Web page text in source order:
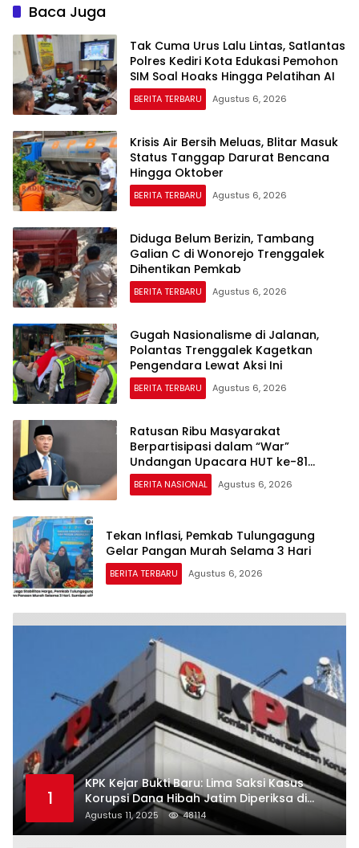
Baca Juga
Tak Cuma Urus Lalu Lintas, Satlantas
Polres Kediri Kota Edukasi Pemohon
SIM Soal Hoaks Hingga Pelatihan AI
BERITA TERBARU Agustus 6, 2026
Krisis Air Bersih Meluas, Blitar Masuk
Status Tanggap Darurat Bencana
Hingga Oktober
BERITA TERBARU Agustus 6, 2026
Diduga Belum Berizin, Tambang
Galian C di Wonorejo Trenggalek
Dihentikan Pemkab
BERITA TERBARU Agustus 6, 2026
Gugah Nasionalisme di Jalanan,
Polantas Trenggalek Kagetkan
Pengendara Lewat Aksi Ini
BERITA TERBARU Agustus 6, 2026
Ratusan Ribu Masyarakat
Berpartisipasi dalam “War”
Undangan Upacara HUT ke-81
Kemerdekaan RI
BERITA NASIONAL Agustus 6, 2026
Tekan Inflasi, Pemkab Tulungagung
Gelar Pangan Murah Selama 3 Hari
BERITA TERBARU Agustus 6, 2026
1
KPK Kejar Bukti Baru: Lima Saksi Kasus
Korupsi Dana Hibah Jatim Diperiksa di
Trenggalek
Agustus 11, 2025 48114